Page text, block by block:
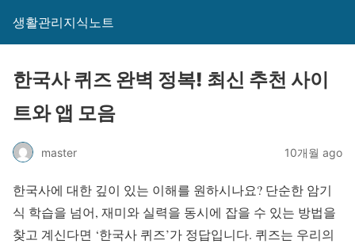
생활관리지식노트
한국사 퀴즈 완벽 정복! 최신 추천 사이
트와 앱 모음
master 10개월 ago
한국사에 대한 깊이 있는 이해를 원하시나요? 단순한 암기
식 학습을 넘어, 재미와 실력을 동시에 잡을 수 있는 방법을
찾고 계신다면 ‘한국사 퀴즈’가 정답입니다. 퀴즈는 우리의